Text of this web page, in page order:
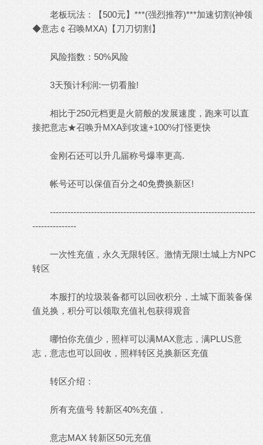
老板玩法：【500元】***(强烈推荐)***加速切割(神领
◆意志￠召唤MXA)【刀刀切割】
风险指数：50%风险
3天预计利润:一切看脸!
相比于250元档更是火箭般的发展速度，跑来可以直
接把意志★召唤升MXA到攻速+100%打怪更快
金刚石还可以升几届称号爆率更高.
帐号还可以保值百分之40免费换新区!
----------------------------------------------------------------------
---------------
一次性充值，永久无限转区。激情无限!土城上方NPC
转区
本服打的垃圾装备都可以回收积分，土城下面装备保
值兑换，积分可以领取充值礼包获得观音
哪怕你充值少，照样可以满MAX意志，满PLUS意
志，意志也可以回收，照样转区兑换新区充值
转区介绍：
所有充值号 转新区40%充值，
意志MAX 转新区50元充值